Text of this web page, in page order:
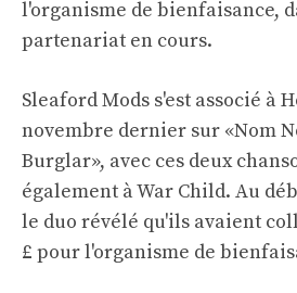
l'organisme de bienfaisance,
partenariat en cours.
Sleaford Mods s'est associé à
novembre dernier sur «Nom
Burglar», avec ces deux
également à War Child. Au
le duo révélé qu'ils avaient
£ pour l'organisme de